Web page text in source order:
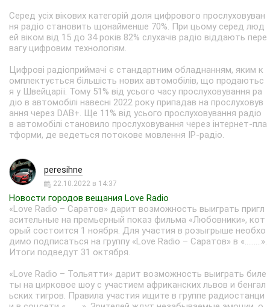
Серед усіх вікових категорій доля цифрового прослуховуван
ня радіо становить щонайменше 70%. При цьому серед люд
ей віком від 15 до 34 років 82% слухачів радіо віддають пере
вагу цифровим технологіям.
Цифрові радіоприймачі є стандартним обладнанням, яким к
омплектується більшість нових автомобілів, що продаютьс
я у Швейцарії. Тому 51% від усього часу прослуховування ра
діо в автомобілі навесні 2022 року припадав на прослуховув
ання через DAB+. Ще 11% від усього прослуховування радіо
в автомобілі становило прослуховування через інтернет-пла
тформи, де ведеться потокове мовлення IP-радіо.
peresihne
22.10.2022 в 14:37
Новости городов вещания Love Radio
«Love Radio – Саратов» дарит возможность выиграть пригл
асительные на премьерный показ фильма «Любовники», кот
орый состоится 1 ноября. Для участия в розыгрыше необхо
димо подписаться на группу «Love Radio – Саратов» в «.........».
Итоги подведут 31 октября.
«Love Radio – Тольятти» дарит возможность выиграть биле
ты на цирковое шоу с участием африканских львов и бенгал
ьских тигров. Правила участия ищите в группе радиостанци